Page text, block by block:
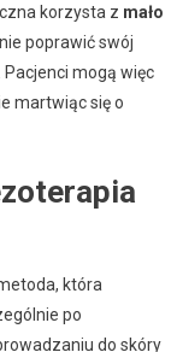
korzysta z mało
poprawić swój
mogą więc
martwiąc się o
która
po
do skóry